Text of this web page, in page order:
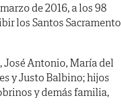
de 2016, a los 98
los Santos
José Antonio, María del
y Justo Balbino; hijos
y demás familia,